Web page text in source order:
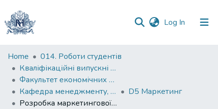
Log In (current)
Communities
&
Collections
All of DSpace
Home
014. Роботи студентів
Кваліфікаційні випускні роботи здобувачів вищої освіти бакалаврських програм
Факультет економічних наук
Кафедра менеджменту, маркетингу та підприємництва
D5 Маркетинг
Розробка маркетингової стратегії виходу VOD-платформи Disney+ на ринок України